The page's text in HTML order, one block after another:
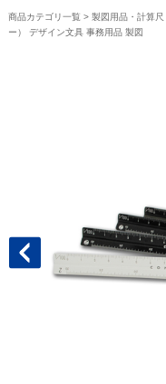
商品カテゴリ一覧 > 製図用品・計算尺
ー） デザイン文具 事務用品 製図